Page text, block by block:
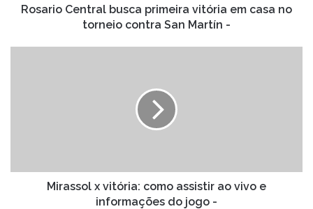
contra
Rosario Central busca primeira vitória em casa no
torneio contra San Martín -
informações
Mirassol x vitória: como assistir ao vivo e
informações do jogo -